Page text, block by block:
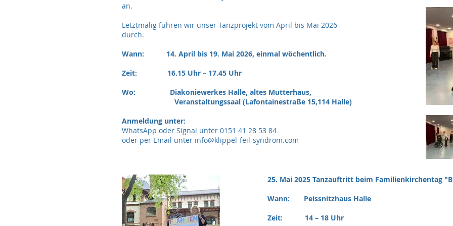
an.
Letztmalig führen wir unser Tanzprojekt vom April bis Mai 2026
durch.
Wann: 14. April bis 19. Mai 2026, einmal wöchentlich.
Zeit: 16.15 Uhr – 17.45 Uhr
Wo: Diakoniewerkes Halle, altes Mutterhaus,
Veranstaltungssaal (Lafontainestraße 15,114 Halle)
Anmeldung unter:
WhatsApp oder Signal unter 0151 41 28 53 84
oder per Email unter info@klippel-feil-syndrom.com
25. Mai 2025 Tanzauftritt beim Familienkirchentag
Wann: Peissnitzhaus Halle
Zeit: 14 – 18 Uhr